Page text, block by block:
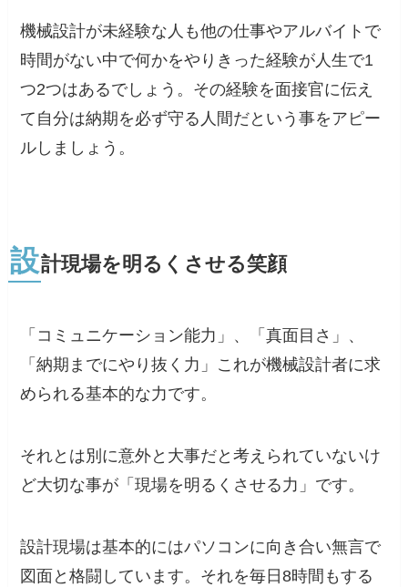
機械設計が未経験な人も他の仕事やアルバイトで
時間がない中で何かをやりきった経験が人生で1
つ2つはあるでしょう。その経験を面接官に伝え
て自分は納期を必ず守る人間だという事をアピー
ルしましょう。
設計現場を明るくさせる笑顔
「コミュニケーション能力」、「真面目さ」、
「納期までにやり抜く力」これが機械設計者に求
められる基本的な力です。
それとは別に意外と大事だと考えられていないけ
ど大切な事が「現場を明るくさせる力」です。
設計現場は基本的にはパソコンに向き合い無言で
図面と格闘しています。それを毎日8時間もする